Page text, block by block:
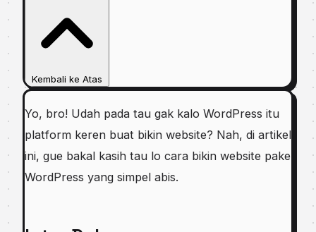
Kembali ke Atas
Yo, bro! Udah pada tau gak kalo WordPress itu
platform keren buat bikin website? Nah, di artikel
ini, gue bakal kasih tau lo cara bikin website pake
WordPress yang simpel abis.